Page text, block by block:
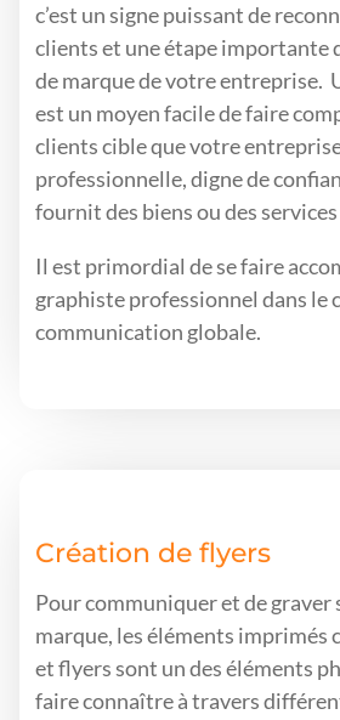
c’est un signe puissant de
clients et une étape importante
de marque de votre entreprise.
est un moyen facile de faire
clients cible que votre
professionnelle, digne de
fournit des biens ou des
Il est primordial de se faire
graphiste professionnel dans le
communication globale.
Création de flyers
Pour communiquer et de graver
marque, les éléments imprimés
et flyers sont un des éléments
faire connaître à travers